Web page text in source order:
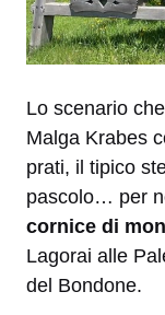
Lo scenario
Malga Krabes
prati, il tipico
pascolo… per
cornice di
Lagorai alle
del Bondone.